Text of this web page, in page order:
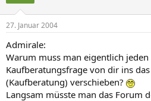
27. Januar 2004
Admirale:
Warum muss man eigentlich jeden
Kaufberatungsfrage von dir ins
(Kaufberatung) verschieben?
Langsam müsste man das Forum